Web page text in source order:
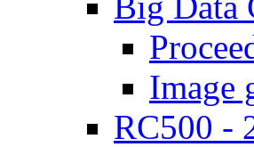
Image
RC500 -